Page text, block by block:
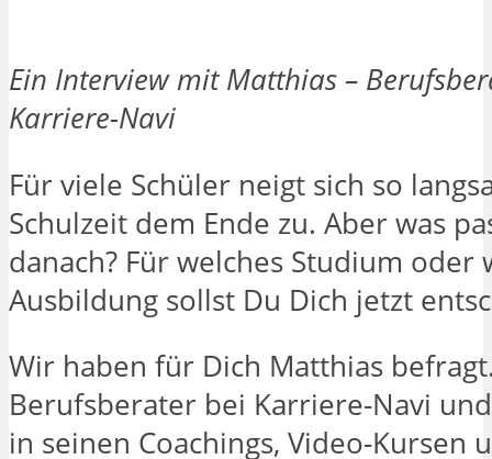
Ein Interview mit Matthias –
Karriere-Navi
Für viele Schüler neigt sich so
Schulzeit dem Ende zu. Aber was
danach? Für welches Studium oder
Ausbildung sollst Du Dich jetzt
Wir haben für Dich Matthias
Berufsberater bei Karriere-Navi
in seinen Coachings, Video-Kursen